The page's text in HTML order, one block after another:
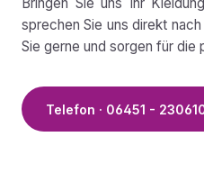
sprechen Sie uns direkt
Sie gerne und sorgen für die
Telefon · 06451 -